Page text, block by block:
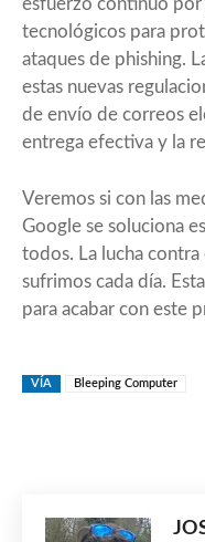
esfuerzo continuo
tecnológicos para
ataques de phishing.
estas nuevas
de envío de correos
entrega efectiva y la
Veremos si con las
Google se soluciona
todos. La lucha
sufrimos cada día.
para acabar con este
VÍA Bleeping Computer